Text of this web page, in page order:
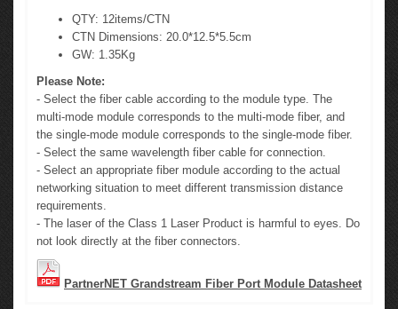
QTY: 12items/CTN
CTN Dimensions: 20.0*12.5*5.5cm
GW: 1.35Kg
Please Note:
- Select the fiber cable according to the module type. The
multi-mode module corresponds to the multi-mode fiber, and
the single-mode module corresponds to the single-mode fiber.
- Select the same wavelength fiber cable for connection.
- Select an appropriate fiber module according to the actual
networking situation to meet different transmission distance
requirements.
- The laser of the Class 1 Laser Product is harmful to eyes. Do
not look directly at the fiber connectors.
PartnerNET Grandstream Fiber Port Module Datasheet